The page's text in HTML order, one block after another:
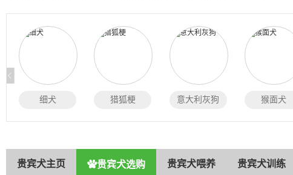
细犬 猎狐梗 意大利灰狗 猴面犬
贵宾犬主页 贵宾犬选购 贵宾犬喂养 贵宾犬训练